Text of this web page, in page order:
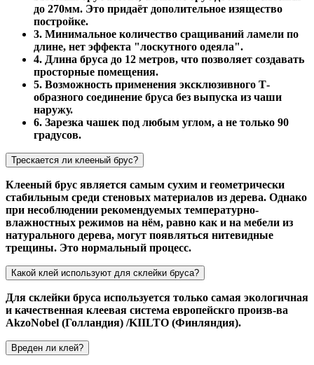
до 270мм. Это придаёт дополительное изящество
постройке.
3. Минимальное количество сращиваний ламели по
длине, нет эффекта "лоскутного одеяла".
4. Длина бруса до 12 метров, что позволяет создавать
просторные помещения.
5. Возможность применения эксклюзивного Т-
образного соединение бруса без выпуска из чаши
наружу.
6. Зарезка чашек под любым углом, а не только 90
градусов.
Трескается ли клееный брус?
Клееный брус является самым сухим и геометрически
стабильным среди стеновых материалов из дерева. Однако
при несоблюдении рекомендуемых температурно-
влажностных режимов на нём, равно как и на мебели из
натурального дерева, могут появляться нитевидные
трещины. Это нормальный процесс.
Какой клей используют для склейки бруса?
Для склейки бруса используется только самая экологичная
и качественная клеевая система европейскго произв-ва
AkzoNobel (Голландия) /KIILTO (Финляндия).
Вреден ли клей?